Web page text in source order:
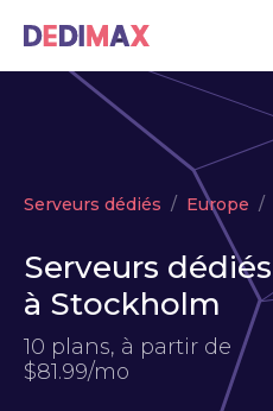
Serveurs dédiés Europe
Serveurs dédiés
à Stockholm
10 plans, à partir de
$81.99/mo